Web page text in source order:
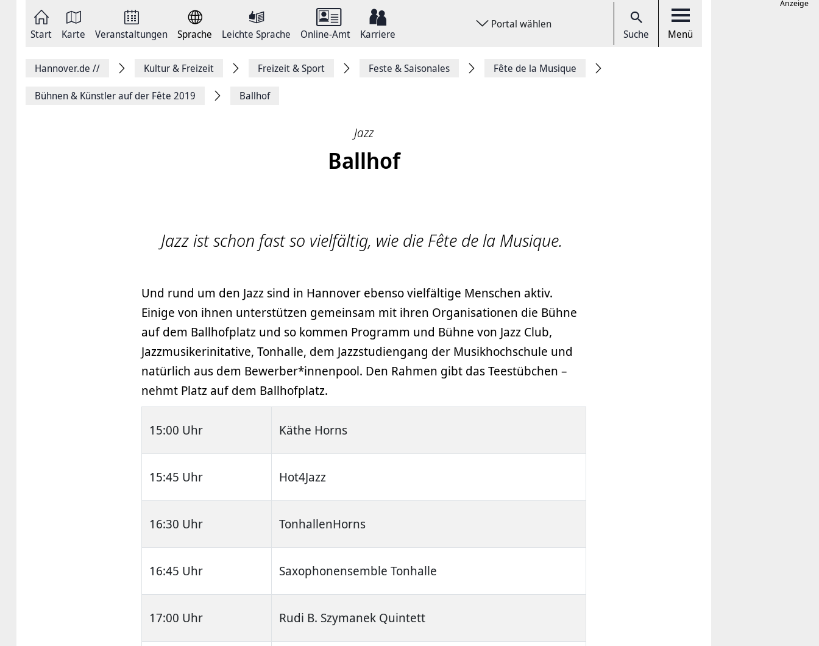
springen
Start Karte Veranstaltungen Sprache Leichte Sprache Online-Amt Karriere
Portal wählen
Suche Menü
FacebookHannover.de // Kultur & Freizeit Freizeit & Sport Feste & Saisonales Fête de la Musique
Bühnen & Künstler auf der Fête 2019 Ballhof
Jazz
Ballhof
Jazz ist schon fast so vielfältig, wie die Fête de la Musique.
Und rund um den Jazz sind in Hannover ebenso vielfältige Menschen aktiv.
Einige von ihnen unterstützen gemeinsam mit ihren Organisationen die Bühne
auf dem Ballhofplatz und so kommen Programm und Bühne von Jazz Club,
Jazzmusikerinitative, Tonhalle, dem Jazzstudiengang der Musikhochschule und
natürlich aus dem Bewerber*innenpool. Den Rahmen gibt das Teestübchen –
nehmt Platz auf dem Ballhofplatz.
15:00 Uhr Käthe Horns
15:45 Uhr Hot4Jazz
16:30 Uhr TonhallenHorns
16:45 Uhr Saxophonensemble Tonhalle
17:00 Uhr Rudi B. Szymanek Quintett
Anzeige